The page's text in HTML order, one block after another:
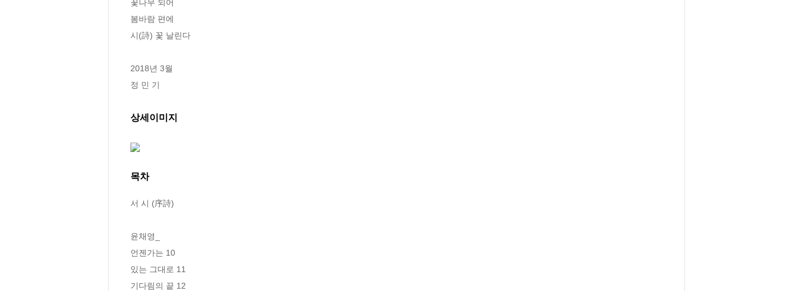
꽃나무 되어
봄바람 편에
시(詩) 꽃 날린다
2018년 3월
정 민 기
상세이미지
목차
서 시 (序詩)
윤채영_
언젠가는 10
있는 그대로 11
기다림의 끝 12